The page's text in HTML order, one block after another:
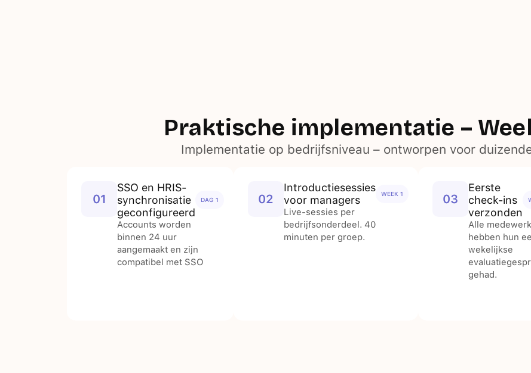
Praktische implementatie –
Implementatie op bedrijfsniveau – ontworpen voor
01
SSO en HRIS-
synchronisatie
geconfigureerd
DAG 1
Accounts worden
binnen 24 uur
aangemaakt en zijn
compatibel met SSO
02
Introductiesessies
voor managers
WEEK 1
Live-sessies per
bedrijfsonderdeel. 40
minuten per groep.
03
Eerste
check-ins
verzonden
Alle
hebben hun
wekelijkse
gehad.